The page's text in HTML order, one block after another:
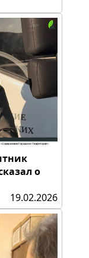
о
19.02.2026